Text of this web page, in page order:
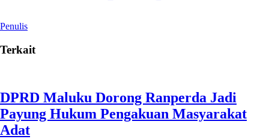
Penulis
Terkait
DPRD Maluku Dorong Ranperda Jadi
Payung Hukum Pengakuan Masyarakat
Adat